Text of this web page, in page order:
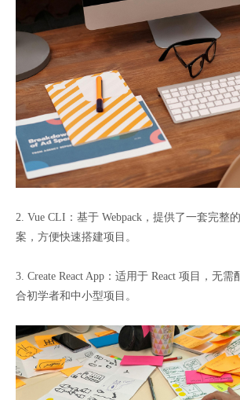
2. Vue CLI：基于 Webpack，提供了一套完整
案，方便快速搭建项目。
3. Create React App：适用于 React 项目，无
合初学者和中小型项目。